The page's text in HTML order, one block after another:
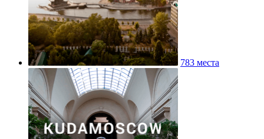
783 места